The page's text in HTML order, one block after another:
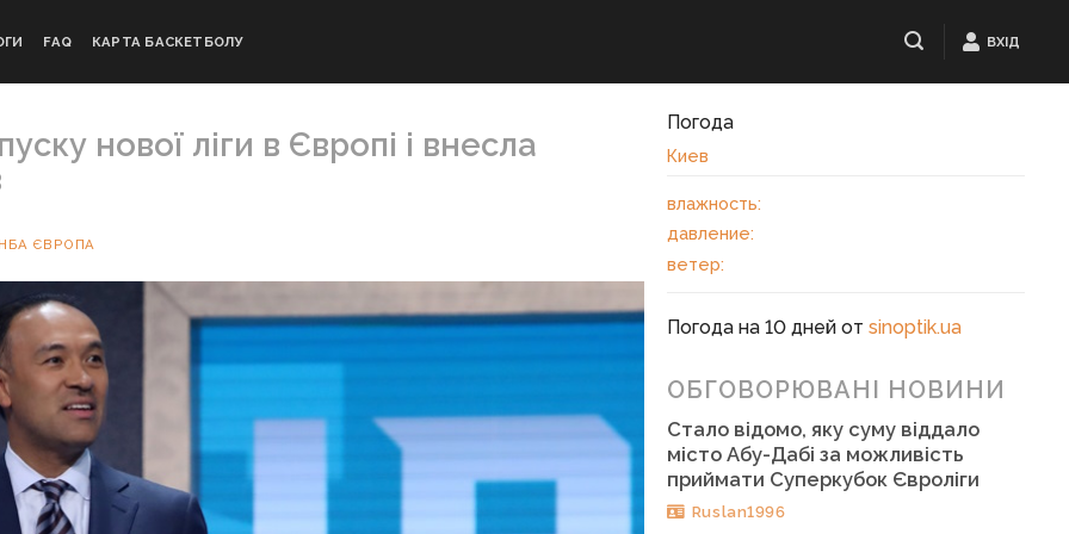
FAQ КАРТА БАСКЕТБОЛУ ВХІД
нової ліги в Європі і внесла
НБА ЄВРОПА
Погода
Киев
влажность:
давление:
ветер:
Погода на 10 дней отsinoptik.ua
ОБГОВОРЮВАНІ НОВИНИ
Стало відомо, яку суму віддало
місто Абу-Дабі за можливість
приймати Суперкубок Євроліги
Ruslan1996